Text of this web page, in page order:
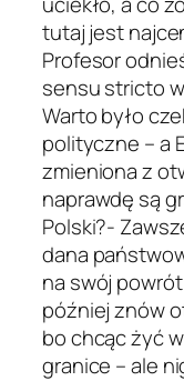
tutaj jest
Profesor
sensu stricto
Warto było
polityczne – a
zmieniona z
naprawdę są
Polski?-
dana
na swój
później znów
bo chcąc żyć
granice – ale